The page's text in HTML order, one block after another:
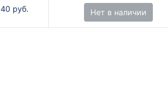
40 руб. Нет в наличии